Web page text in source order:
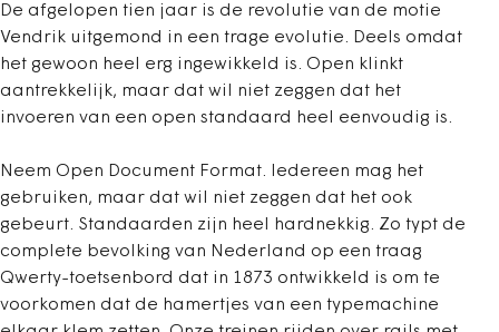
De afgelopen tien jaar is de revolutie van de motie
Vendrik uitgemond in een trage evolutie. Deels omdat
het gewoon heel erg ingewikkeld is. Open klinkt
aantrekkelijk, maar dat wil niet zeggen dat het
invoeren van een open standaard heel eenvoudig is.
Neem Open Document Format. Iedereen mag het
gebruiken, maar dat wil niet zeggen dat het ook
gebeurt. Standaarden zijn heel hardnekkig. Zo typt de
complete bevolking van Nederland op een traag
Qwerty-toetsenbord dat in 1873 ontwikkeld is om te
voorkomen dat de hamertjes van een typemachine